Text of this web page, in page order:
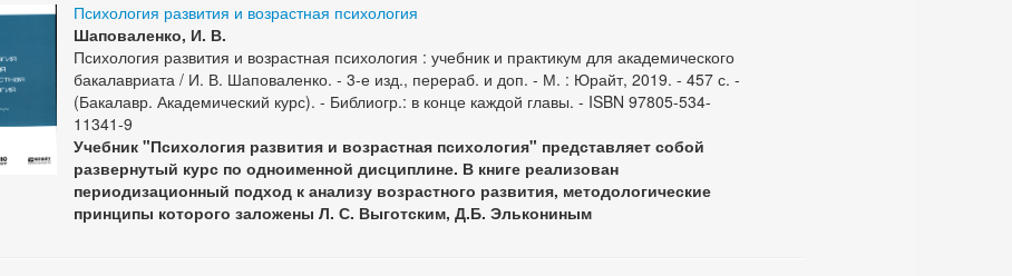
Психология развития и возрастная психология
Шаповаленко, И. В.
Психология развития и возрастная психология : учебник и практикум для академического
бакалавриата / И. В. Шаповаленко. - 3-е изд., перераб. и доп. - М. : Юрайт, 2019. - 457 с. -
(Бакалавр. Академический курс). - Библиогр.: в конце каждой главы. - ISBN 97805-534-
11341-9
Учебник "Психология развития и возрастная психология" представляет собой
развернутый курс по одноименной дисциплине. В книге реализован
периодизационный подход к анализу возрастного развития, методологические
принципы которого заложены Л. С. Выготским, Д.Б. Элькониным